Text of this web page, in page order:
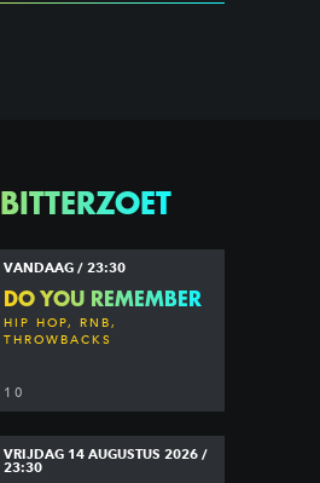
VANDAAG / 23:30
DO YOU REMEMBER
HIP HOP, RNB,
THROWBACKS
10
VRIJDAG 14 AUGUSTUS 2026 /
23:30